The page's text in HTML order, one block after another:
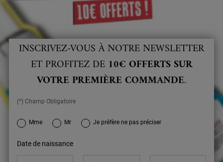
INSCRIVEZ-VOUS À NOTRE NEWSLETTER
ET PROFITEZ DE 10€ OFFERTS SUR
VOTRE PREMIÈRE COMMANDE.
(*) Champ Obligatoire
newslettersignup.title.legend
Mme Mr Je préfère ne pas préciser
Date de naissance